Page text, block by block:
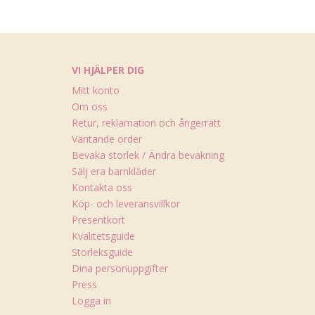
VI HJÄLPER DIG
Mitt konto
Om oss
Retur, reklamation och ångerrätt
Väntande order
Bevaka storlek / Ändra bevakning
Sälj era barnkläder
Kontakta oss
Köp- och leveransvillkor
Presentkort
Kvalitetsguide
Storleksguide
Dina personuppgifter
Press
Logga in